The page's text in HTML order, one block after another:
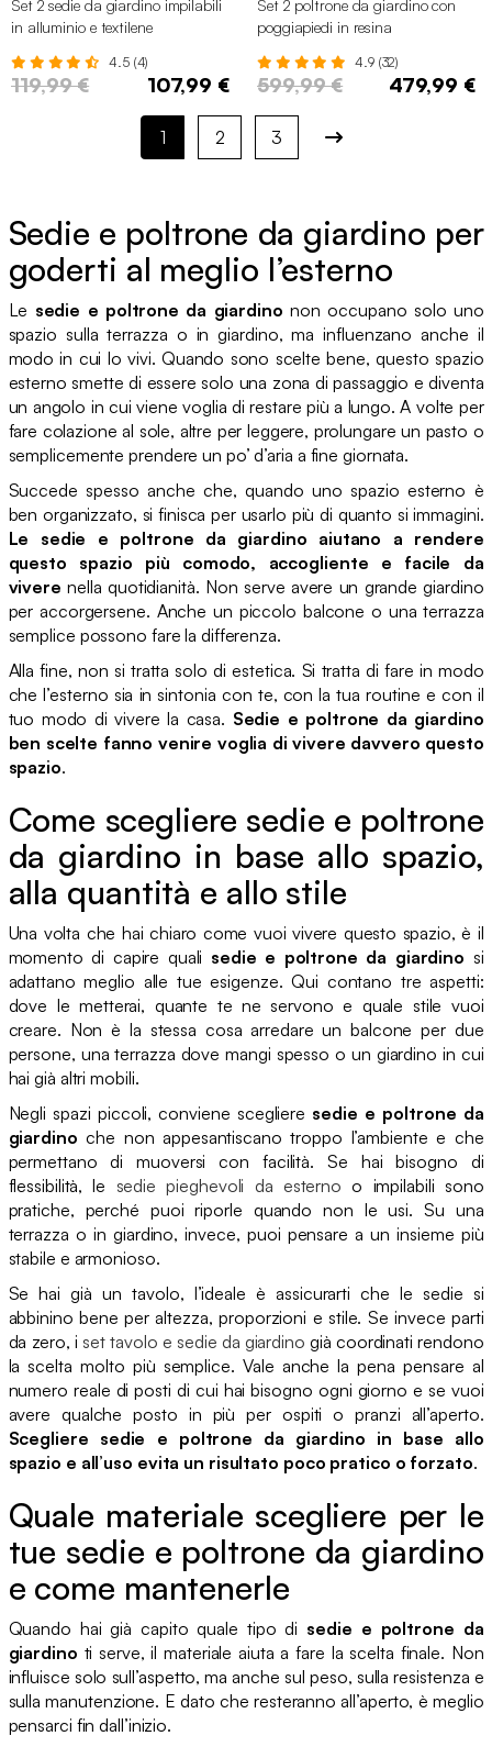
Set 2 sedie da giardino impilabili
in alluminio e textilene
4.5 (4)
119,99 € 107,99 €
Set 2 poltrone da giardino con
poggiapiedi in resina
4.9 (32)
599,99 € 479,99 €
1 2 3
Sedie e poltrone da giardino per
goderti al meglio l’esterno
Le sedie e poltrone da giardino non occupano solo uno
spazio sulla terrazza o in giardino, ma influenzano anche il
modo in cui lo vivi. Quando sono scelte bene, questo spazio
esterno smette di essere solo una zona di passaggio e diventa
un angolo in cui viene voglia di restare più a lungo. A volte per
fare colazione al sole, altre per leggere, prolungare un pasto o
semplicemente prendere un po’ d’aria a fine giornata.
Succede spesso anche che, quando uno spazio esterno è
ben organizzato, si finisca per usarlo più di quanto si immagini.
Le sedie e poltrone da giardino aiutano a rendere
questo spazio più comodo, accogliente e facile da
vivere nella quotidianità. Non serve avere un grande giardino
per accorgersene. Anche un piccolo balcone o una terrazza
semplice possono fare la differenza.
Alla fine, non si tratta solo di estetica. Si tratta di fare in modo
che l’esterno sia in sintonia con te, con la tua routine e con il
tuo modo di vivere la casa. Sedie e poltrone da giardino
ben scelte fanno venire voglia di vivere davvero questo
spazio.
Come scegliere sedie e poltrone
da giardino in base allo spazio,
alla quantità e allo stile
Una volta che hai chiaro come vuoi vivere questo spazio, è il
momento di capire quali sedie e poltrone da giardino si
adattano meglio alle tue esigenze. Qui contano tre aspetti:
dove le metterai, quante te ne servono e quale stile vuoi
creare. Non è la stessa cosa arredare un balcone per due
persone, una terrazza dove mangi spesso o un giardino in cui
hai già altri mobili.
Negli spazi piccoli, conviene scegliere sedie e poltrone da
giardino che non appesantiscano troppo l’ambiente e che
permettano di muoversi con facilità. Se hai bisogno di
flessibilità, le sedie pieghevoli da esterno o impilabili sono
pratiche, perché puoi riporle quando non le usi. Su una
terrazza o in giardino, invece, puoi pensare a un insieme più
stabile e armonioso.
Se hai già un tavolo, l’ideale è assicurarti che le sedie si
abbinino bene per altezza, proporzioni e stile. Se invece parti
da zero, i set tavolo e sedie da giardino già coordinati rendono
la scelta molto più semplice. Vale anche la pena pensare al
numero reale di posti di cui hai bisogno ogni giorno e se vuoi
avere qualche posto in più per ospiti o pranzi all’aperto.
Scegliere sedie e poltrone da giardino in base allo
spazio e all’uso evita un risultato poco pratico o forzato.
Quale materiale scegliere per le
tue sedie e poltrone da giardino
e come mantenerle
Quando hai già capito quale tipo di sedie e poltrone da
giardino ti serve, il materiale aiuta a fare la scelta finale. Non
influisce solo sull’aspetto, ma anche sul peso, sulla resistenza e
sulla manutenzione. E dato che resteranno all’aperto, è meglio
pensarci fin dall’inizio.